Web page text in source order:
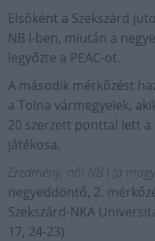
Elsőként a Szekszárd
NB I-ben, miután a
legyőzte a PEAC-ot.
A második mérkőzést
a Tolna vármegyeiek,
20 szerzett ponttal lett
játékosa.
Eredmény, női NB I (a
negyeddöntő, 2.
Szekszárd-NKA
17, 24-23)